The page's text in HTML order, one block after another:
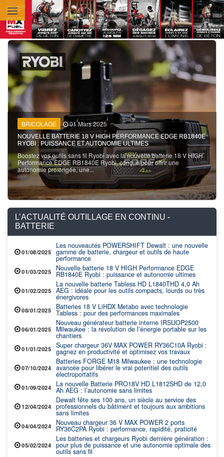
Aller au contenu principal
BRICOLAGE 01 Mars 2025
NOUVELLE BATTERIE 18 V HIGH PERFORMANCE EDGE RB1840E
RYOBI : PUISSANCE ET AUTONOMIE ULTIMES
Boostez vos outils sans fil Ryobi avec la nouvelle batterie 18 V HIGH
Performance EDGE RB1840E Ryobi, conçue pour offrir une
autonomie prolongée, une...
L’ACTUALITÉ OUTILLAGE EN CONTINU -
BATTERIE
01/08/2025
Les nouveautés POWERSHIFT Dewalt : une nouvelle
gamme de batterie, chargeur et outils de haute
performance
01/03/2025 Nouvelle batterie 18 V HIGH Performance EDGE
RB1840E Ryobi : puissance et autonomie ultimes
01/02/2025
La nouvelle batterie Tabless HD L1840THD 4,0 Ah
AEG : idéale pour les outils compacts, lourds ou très
énergivores
08/01/2025 Batteries 18 V LiHDX Metabo avec technologie
Tabless : pour des performances maximales
06/01/2025
Nouveau générateur batterie interne IRSUOP2500
Milwaukee : la révolution de l’énergie portable sur les
chantiers
01/01/2025 Super chargeur 36V MAX POWER RY36C10A Ryobi :
gagnez en productivité et optimisez vos travaux
07/10/2024
Batteries FORGE M18 Milwaukee : une technologie
avancée pour libérer le vrai potentiel des outils
électroportatifs
01/09/2024 La nouvelle Batterie PRO18V HD L1812SHD de 12,0
Ah AEG : l’autonomie sans limites
12/04/2024
Dewalt fête ses 100 ans, un siècle au service des
professionnels du bâtiment et toujours aux ambitions
sans limites
04/04/2024 Nouveau chargeur 36 V MAX POWER 2 ports
RY36C2PA Ryobi : performance, rapidité, praticité
05/02/2024
Les batteries et chargeurs Ryobi dernière génération :
pour plus de puissance et une autonomie optimale des
outils sans fil